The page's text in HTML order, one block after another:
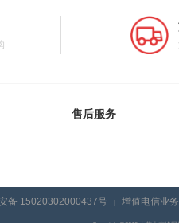
售后服务
备 15020302000437号 | 增值电信业